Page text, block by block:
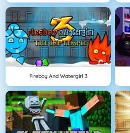
Fireboy And Watergirl 3